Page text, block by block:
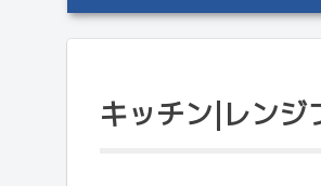
キッチン|レンジ